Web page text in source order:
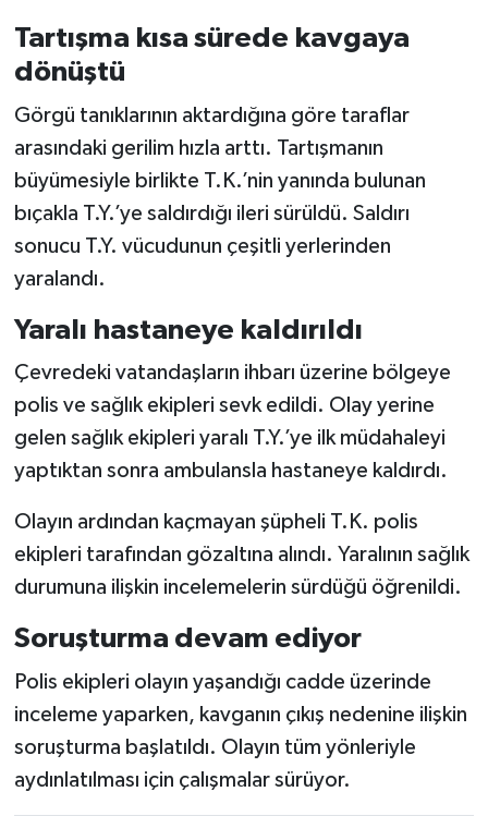
Tartışma kısa sürede kavgaya
dönüştü
Görgü tanıklarının aktardığına göre taraflar
arasındaki gerilim hızla arttı. Tartışmanın
büyümesiyle birlikte T.K.’nin yanında bulunan
bıçakla T.Y.’ye saldırdığı ileri sürüldü. Saldırı
sonucu T.Y. vücudunun çeşitli yerlerinden
yaralandı.
Yaralı hastaneye kaldırıldı
Çevredeki vatandaşların ihbarı üzerine bölgeye
polis ve sağlık ekipleri sevk edildi. Olay yerine
gelen sağlık ekipleri yaralı T.Y.’ye ilk müdahaleyi
yaptıktan sonra ambulansla hastaneye kaldırdı.
Olayın ardından kaçmayan şüpheli T.K. polis
ekipleri tarafından gözaltına alındı. Yaralının sağlık
durumuna ilişkin incelemelerin sürdüğü öğrenildi.
Soruşturma devam ediyor
Polis ekipleri olayın yaşandığı cadde üzerinde
inceleme yaparken, kavganın çıkış nedenine ilişkin
soruşturma başlatıldı. Olayın tüm yönleriyle
aydınlatılması için çalışmalar sürüyor.